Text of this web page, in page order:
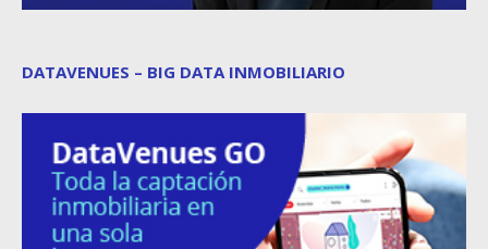
DATAVENUES – BIG DATA INMOBILIARIO